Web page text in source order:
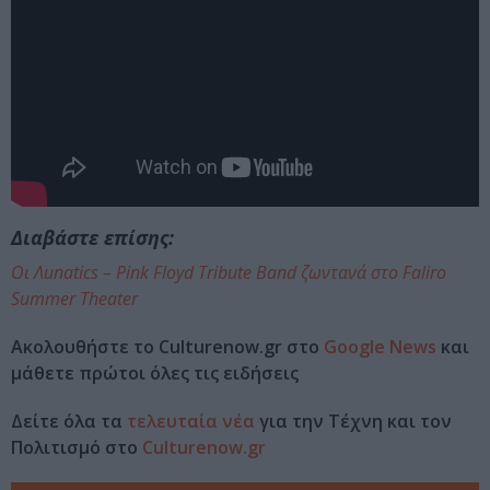
Διαβάστε επίσης:
Οι Λunatics – Pink Floyd Tribute Band ζωντανά στο Faliro
Summer Theater
Ακολουθήστε το Culturenow.gr στο Google News και
μάθετε πρώτοι όλες τις ειδήσεις
Δείτε όλα τα τελευταία νέα για την Τέχνη και τον
Πολιτισμό στο Culturenow.gr